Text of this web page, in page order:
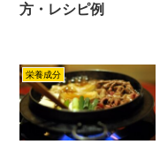
方・レシピ例
栄養成分